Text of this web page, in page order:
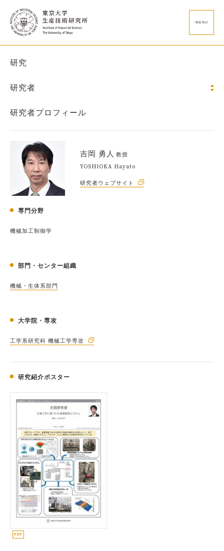
MENU
研究
研究者
研究者プロフィール
吉岡 勇人 教授
YOSHIOKA Hayato
研究者ウェブサイト
専門分野
機械加工制御学
部門・センター組織
機械・生体系部門
大学院・専攻
工学系研究科 機械工学専攻
研究紹介ポスター